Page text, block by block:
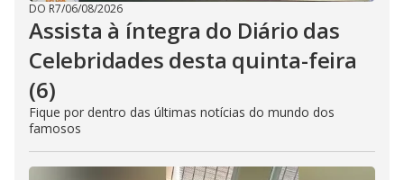
DO R7/06/08/2026
Assista à íntegra do Diário das
Celebridades desta quinta-feira
(6)
Fique por dentro das últimas notícias do mundo dos
famosos